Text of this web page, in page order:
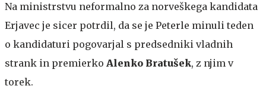
Na ministrstvu neformalno za norveškega kandidata
Erjavec je sicer potrdil, da se je Peterle minuli teden
o kandidaturi pogovarjal s predsedniki vladnih
strank in premierko Alenko Bratušek, z njim v
torek.